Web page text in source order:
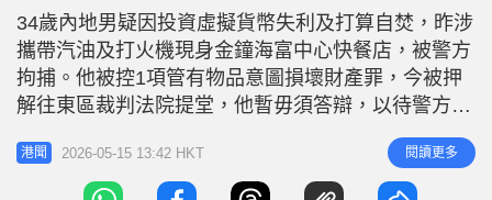
n
r
e
34歲內地男疑因投資虛擬貨幣失利及打算自焚，昨涉
攜帶汽油及打火機現身金鐘海富中心快餐店，被警方
拘捕。他被控1項管有物品意圖損壞財產罪，今被押
解往東區裁判法院提堂，他暫毋須答辯，以待警方進
一步調查。裁判官林子康押後案件至6月26日再訊，
被告沒有保釋申請，須還押候訊。 被告李传雪、持
雙程證來港及報稱無業，被控一項管有物品意圖損壞
港聞 2026-05-15 13:42 HKT 閱讀更多